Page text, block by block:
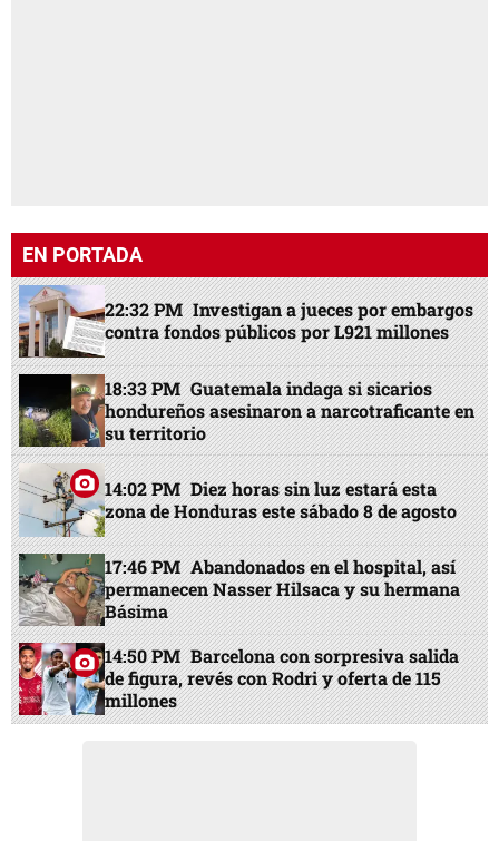
EN PORTADA
22:32 PM Investigan a jueces por embargos
contra fondos públicos por L921 millones
18:33 PM Guatemala indaga si sicarios
hondureños asesinaron a narcotraficante en
su territorio
14:02 PM Diez horas sin luz estará esta
zona de Honduras este sábado 8 de agosto
17:46 PM Abandonados en el hospital, así
permanecen Nasser Hilsaca y su hermana
Básima
14:50 PM Barcelona con sorpresiva salida
de figura, revés con Rodri y oferta de 115
millones